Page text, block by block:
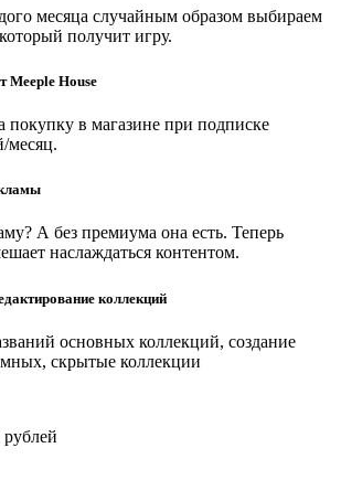
месяца случайным образом выбираем
получит игру.
Meeple House
покупку в магазине при подписке
месяц.
А без премиума она есть. Теперь
наслаждаться контентом.
коллекций
основных коллекций, создание
скрытые коллекции